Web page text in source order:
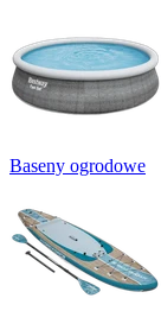
Baseny ogrodowe